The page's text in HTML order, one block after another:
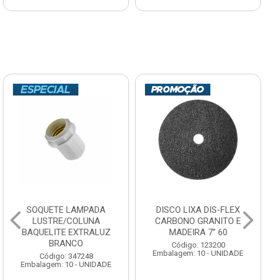
SOQUETE LAMPADA
LUSTRE/COLUNA
BAQUELITE EXTRALUZ
BRANCO
Código: 347248
Embalagem: 10 - UNIDADE
DISCO LIXA DIS-FLEX
CARBONO GRANITO E
MADEIRA 7” 60
Código: 123200
Embalagem: 10 - UNIDADE